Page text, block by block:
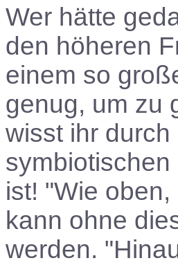
Wer hätte
den höheren
einem so
genug, um zu
wisst ihr
ist! "Wie
kann ohne
werden.